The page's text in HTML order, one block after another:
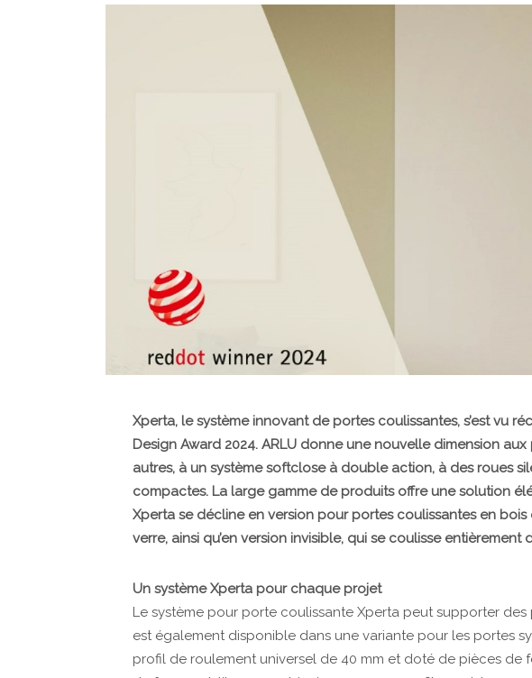
Xperta, le système innovant de portes coulissantes, s’est vu
Design Award 2024. ARLU donne une nouvelle dimension
autres, à un système softclose à double action, à des roues
compactes. La large gamme de produits offre une solution
Xperta se décline en version pour portes coulissantes en
verre, ainsi qu’en version invisible, qui se coulisse entièrement
Un système Xperta pour chaque projet
Le système pour porte coulissante Xperta peut supporter des
est également disponible dans une variante pour les portes
profil de roulement universel de 40 mm et doté de pièces de